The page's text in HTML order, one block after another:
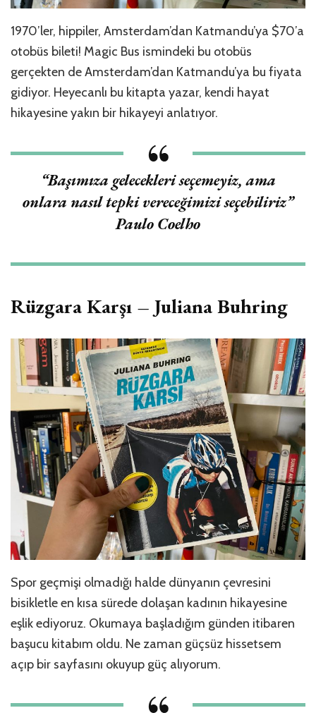
1970’ler, hippiler, Amsterdam’dan Katmandu’ya $70’a
otobüs bileti! Magic Bus ismindeki bu otobüs
gerçekten de Amsterdam’dan Katmandu’ya bu fiyata
gidiyor. Heyecanlı bu kitapta yazar, kendi hayat
hikayesine yakın bir hikayeyi anlatıyor.
“Başımıza gelecekleri seçemeyiz, ama
onlara nasıl tepki vereceğimizi seçebiliriz”
Paulo Coelho
Rüzgara Karşı – Juliana Buhring
Spor geçmişi olmadığı halde dünyanın çevresini
bisikletle en kısa sürede dolaşan kadının hikayesine
eşlik ediyoruz. Okumaya başladığım günden itibaren
başucu kitabım oldu. Ne zaman güçsüz hissetsem
açıp bir sayfasını okuyup güç alıyorum.